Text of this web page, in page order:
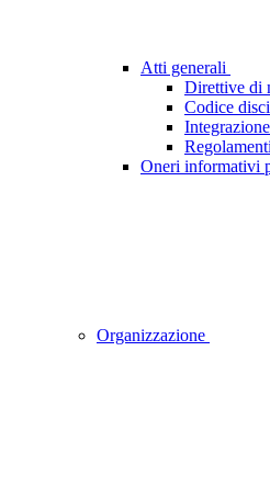
Atti generali
Direttive di
Codice
Oneri informativi
Organizzazione